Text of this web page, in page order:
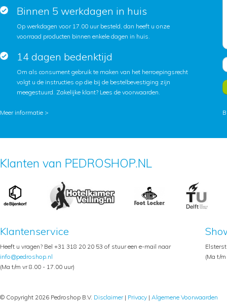
Binnen 5 werkdagen in huis
Op werkdagen voor 17.00 uur besteld, dan heeft u onze
voorraad producten binnen enkele dagen in huis.
14 dagen bedenktijd
Om als consument gebruik te maken van het herroepingsrecht
volgt u de instructies op die bij de bestelbevestiging zijn
meegestuurd. Zakelijke klant? Lees de voorwaarden.
Meer informatie >
Klanten van PEDROSHOP.NL
Klantenservice
Heeft u vragen? Bel +31 318 20 20 53 of stuur een e-mail naar
info@pedroshop.nl
(Ma t/m vr 8.00 - 17.00 uur)
(Ma t/
© Copyright 2026 Pedroshop B.V. Disclaimer| Privacy | Algemene Voorwaarden